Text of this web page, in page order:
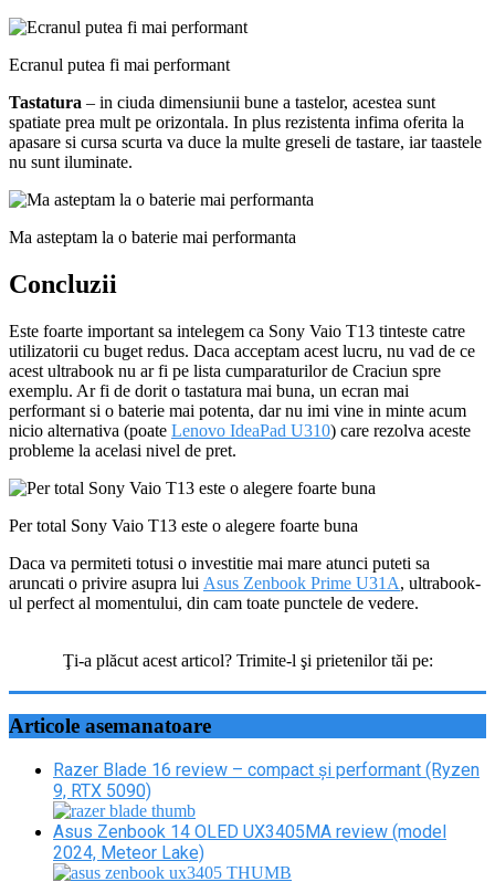
Ecranul putea fi mai performant
Tastatura – in ciuda dimensiunii bune a tastelor, acestea sunt
spatiate prea mult pe orizontala. In plus rezistenta infima oferita la
apasare si cursa scurta va duce la multe greseli de tastare, iar taastele
nu sunt iluminate.
Ma asteptam la o baterie mai performanta
Concluzii
Este foarte important sa intelegem ca Sony Vaio T13 tinteste catre
utilizatorii cu buget redus. Daca acceptam acest lucru, nu vad de ce
acest ultrabook nu ar fi pe lista cumparaturilor de Craciun spre
exemplu. Ar fi de dorit o tastatura mai buna, un ecran mai
performant si o baterie mai potenta, dar nu imi vine in minte acum
nicio alternativa (poate Lenovo IdeaPad U310) care rezolva aceste
probleme la acelasi nivel de pret.
Per total Sony Vaio T13 este o alegere foarte buna
Daca va permiteti totusi o investitie mai mare atunci puteti sa
aruncati o privire asupra lui Asus Zenbook Prime U31A, ultrabook-
ul perfect al momentului, din cam toate punctele de vedere.
Ţi-a plăcut acest articol? Trimite-l şi prietenilor tăi pe:
Articole asemanatoare
Razer Blade 16 review – compact și performant (Ryzen
9, RTX 5090)
Asus Zenbook 14 OLED UX3405MA review (model
2024, Meteor Lake)